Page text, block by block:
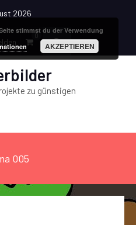
2026
0
zu günstigen
005
stimmst du der Verwendung
AKZEPTIEREN